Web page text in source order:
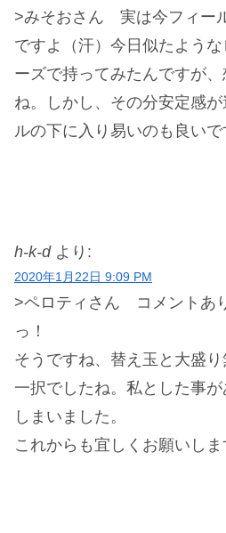
>みそおさん 実は今フィー
ですよ（汗）今日似たよう
ーズで持ってみたんですが
ね。しかし、その分安定感
ルの下に入り易いのも良い
h-k-d より:
2020年1月22日 9:09 PM
>ペロティさん コメントあ
っ！
そうですね、替え玉と大盛
一択でしたね。私とした事
しまいました。
これからも宜しくお願いしま